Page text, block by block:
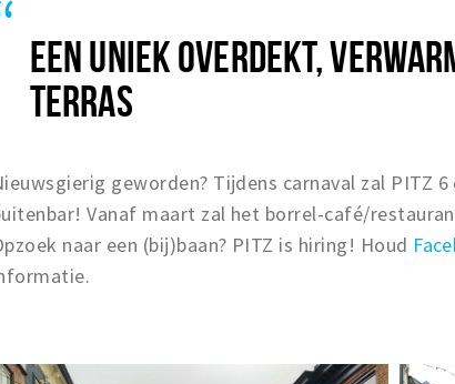
EEN UNIEK OVERDEKT,
TERRAS
geworden? Tijdens carnaval zal PITZ
Vanaf maart zal het borrel-café/
naar een (bij)baan? PITZ is hiring! Houd